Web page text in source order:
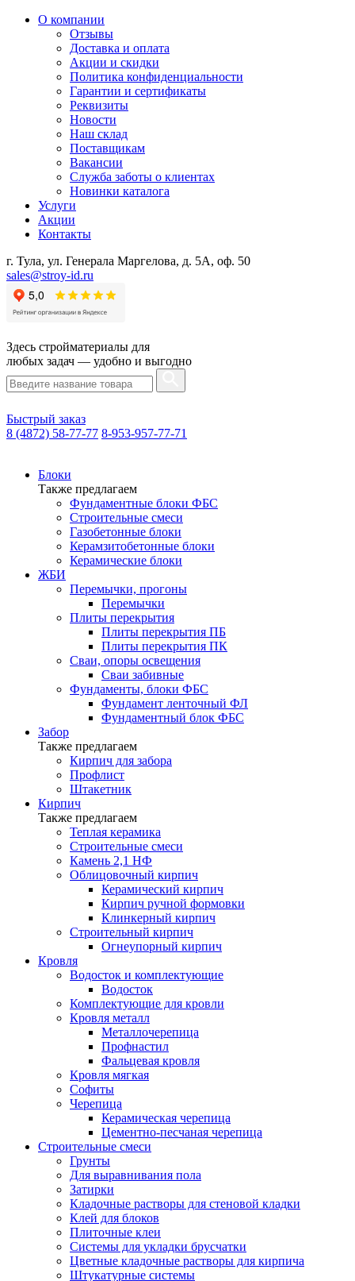
О компании
Отзывы
Доставка и оплата
Акции и скидки
Политика конфиденциальности
Гарантии и сертификаты
Реквизиты
Новости
Наш склад
Поставщикам
Вакансии
Служба заботы о клиентах
Новинки каталога
Услуги
Акции
Контакты
г. Тула, ул. Генерала Маргелова, д. 5А, оф. 50
sales@stroy-id.ru
Здесь стройматериалы для
любых задач — удобно и выгодно
Быстрый заказ
8 (4872) 58-77-77 8-953-957-77-71
Блоки
Также предлагаем
Фундаментные блоки ФБС
Строительные смеси
Газобетонные блоки
Керамзитобетонные блоки
Керамические блоки
ЖБИ
Перемычки, прогоны
Перемычки
Плиты перекрытия
Плиты перекрытия ПБ
Плиты перекрытия ПК
Сваи, опоры освещения
Сваи забивные
Фундаменты, блоки ФБС
Фундамент ленточный ФЛ
Фундаментный блок ФБС
Забор
Также предлагаем
Кирпич для забора
Профлист
Штакетник
Кирпич
Также предлагаем
Теплая керамика
Строительные смеси
Камень 2,1 НФ
Облицовочный кирпич
Керамический кирпич
Кирпич ручной формовки
Клинкерный кирпич
Строительный кирпич
Огнеупорный кирпич
Кровля
Водосток и комплектующие
Водосток
Комплектующие для кровли
Кровля металл
Металлочерепица
Профнастил
Фальцевая кровля
Кровля мягкая
Софиты
Черепица
Керамическая черепица
Цементно-песчаная черепица
Строительные смеси
Грунты
Для выравнивания пола
Затирки
Кладочные растворы для стеновой кладки
Клей для блоков
Плиточные клеи
Системы для укладки брусчатки
Цветные кладочные растворы для кирпича
Штукатурные системы